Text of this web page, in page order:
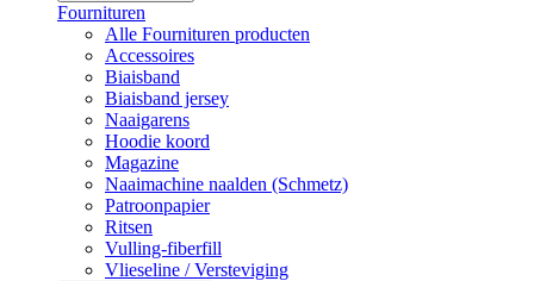
Fournituren
Alle Fournituren producten
Accessoires
Biaisband
Biaisband jersey
Naaigarens
Hoodie koord
Magazine
Naaimachine naalden (Schmetz)
Patroonpapier
Ritsen
Vulling-fiberfill
Vlieseline / Versteviging